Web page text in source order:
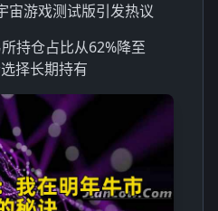
宙游戏测试版引发热议
持仓占比从62%降至
择长期持有